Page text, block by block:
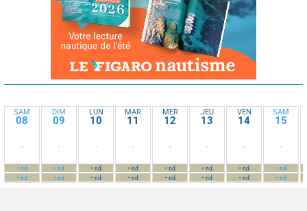
SAM
08
-
-nd
-nd
DIM
09
-
-nd
-nd
LUN
10
-
-nd
-nd
MAR
11
-
-nd
-nd
MER
12
-
-nd
-nd
JEU
13
-
-nd
-nd
VEN
14
-
-nd
-nd
SAM
15
-
-nd
-nd